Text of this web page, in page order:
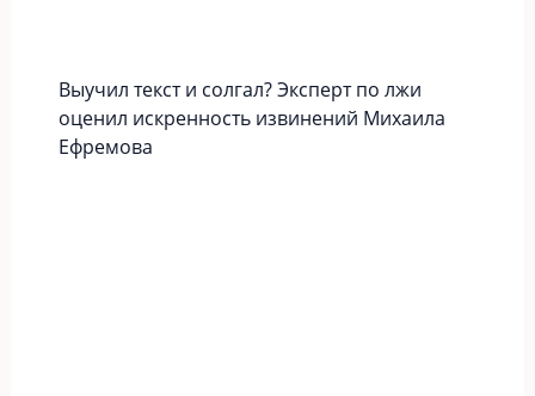
Выучил текст и солгал? Эксперт по лжи
оценил искренность извинений Михаила
Ефремова